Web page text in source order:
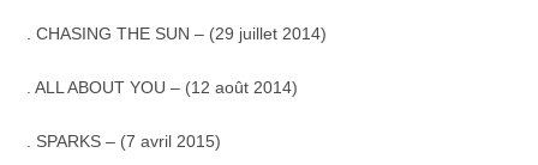
. CHASING THE SUN – (29 juillet 2014)
. ALL ABOUT YOU – (12 août 2014)
. SPARKS – (7 avril 2015)